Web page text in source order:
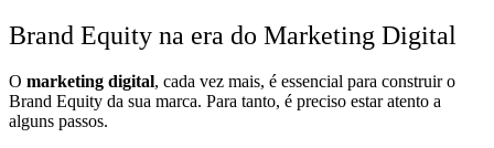
Brand Equity na era do Marketing Digital
O marketing digital, cada vez mais, é essencial para construir o
Brand Equity da sua marca. Para tanto, é preciso estar atento a
alguns passos.